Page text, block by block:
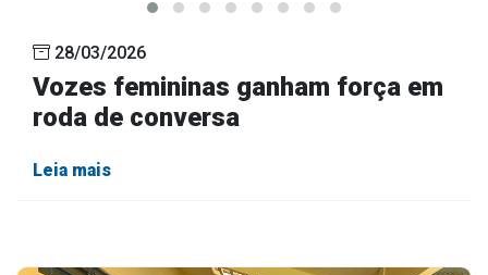
28/03/2026
Vozes femininas ganham força em
roda de conversa
Leia mais